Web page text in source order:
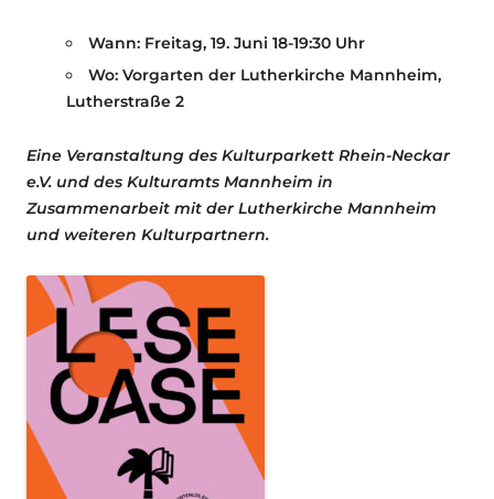
Wann: Freitag, 19. Juni 18-19:30 Uhr
Wo: Vorgarten der Lutherkirche Mannheim,
Lutherstraße 2
Eine Veranstaltung des Kulturparkett Rhein-Neckar
e.V. und des Kulturamts Mannheim in
Zusammenarbeit mit der Lutherkirche Mannheim
und weiteren Kulturpartnern.